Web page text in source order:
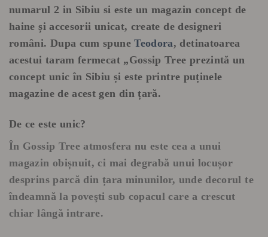
numarul 2 in Sibiu si este un magazin concept de
haine și accesorii unicat, create de designeri
români. Dupa cum spuneTeodora, detinatoarea
acestui taram fermecat „Gossip Tree prezintă un
concept unic în Sibiu și este printre puținele
magazine de acest gen din țară.
De ce este unic?
În Gossip Tree atmosfera nu este cea a unui
magazin obișnuit, ci mai degrabă unui locușor
desprins parcă din țara minunilor, unde decorul te
îndeamnă la poveşti sub copacul care a crescut
chiar lângă intrare.